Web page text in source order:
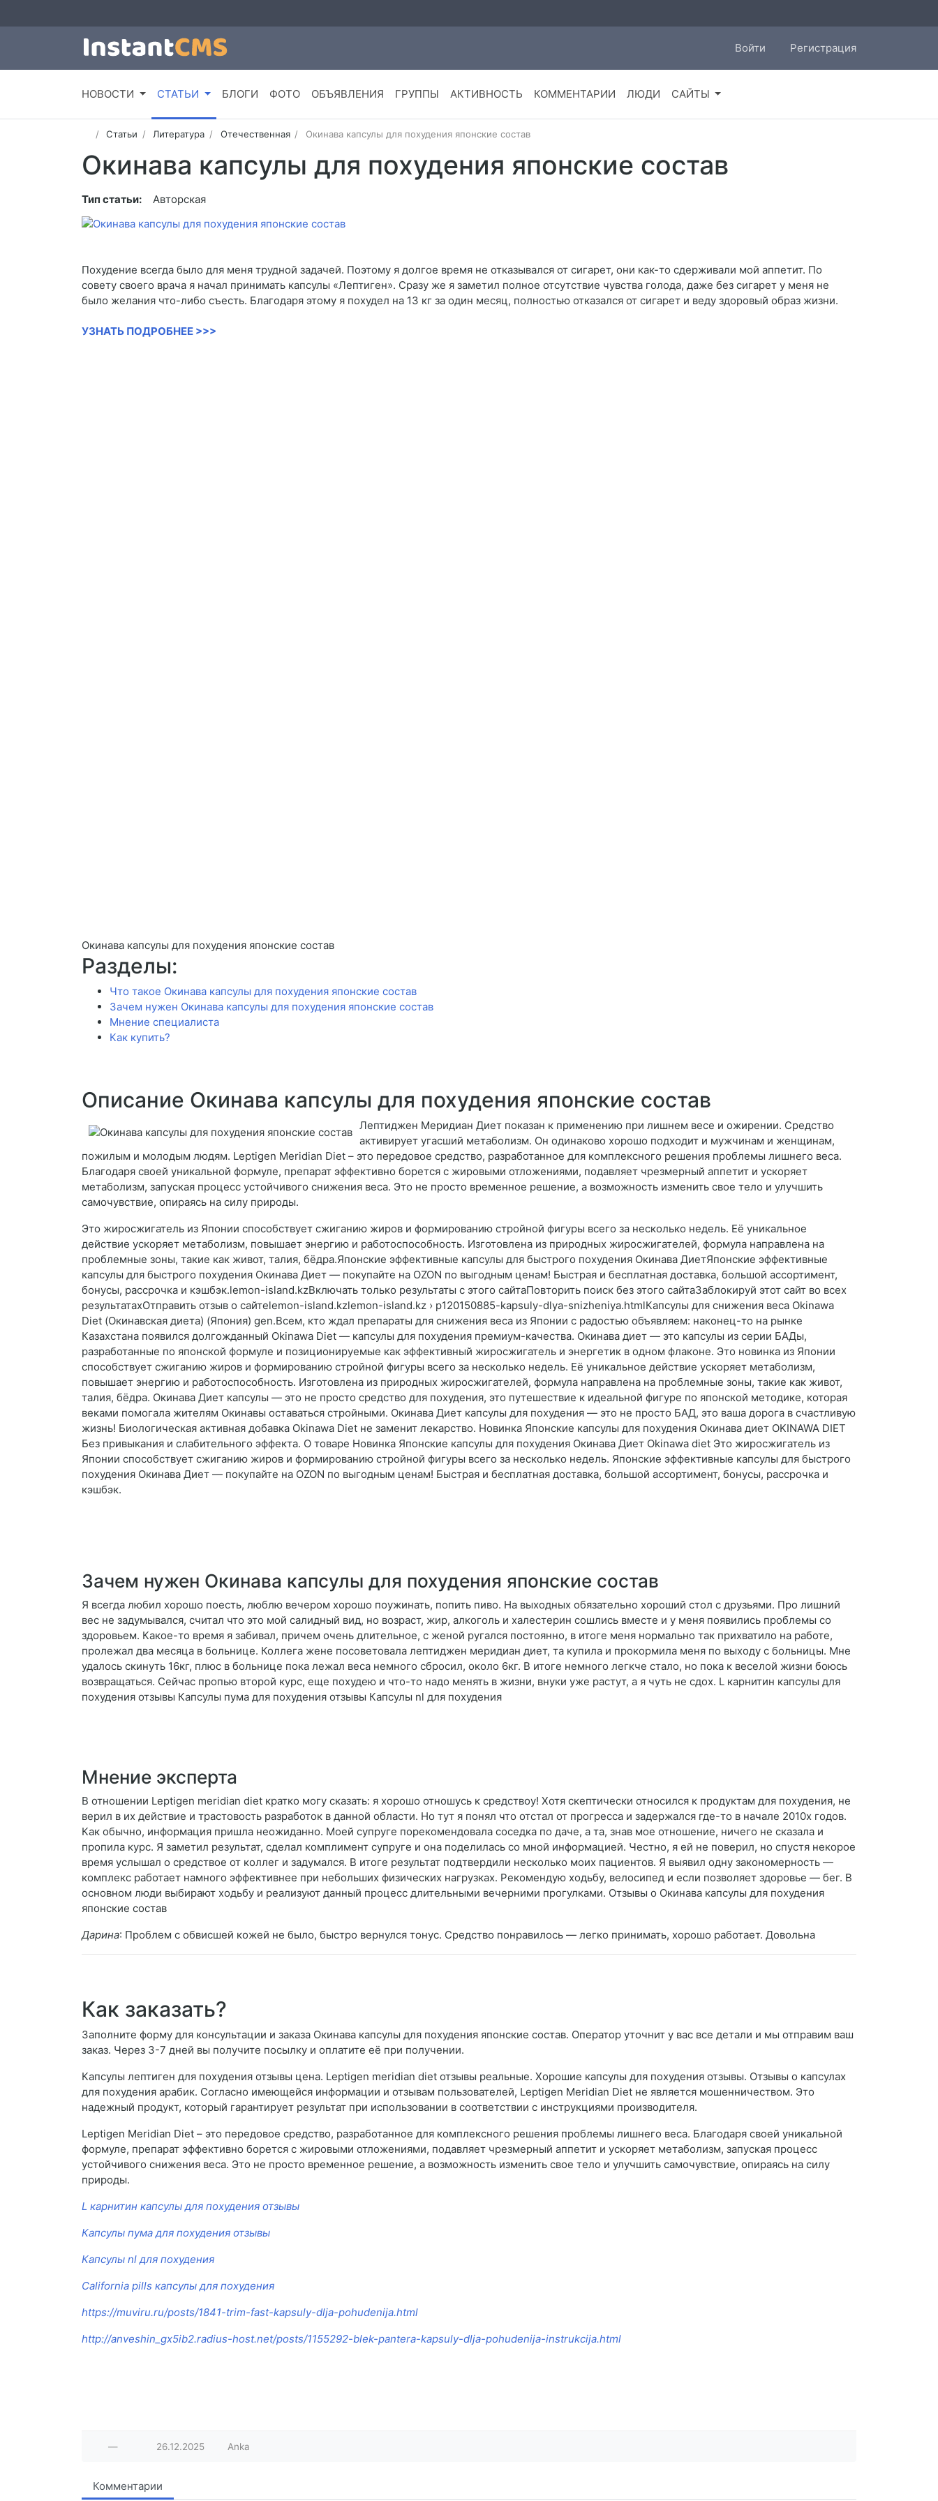
Войти Регистрация
НОВОСТИ СТАТЬИ БЛОГИ ФОТО ОБЪЯВЛЕНИЯ ГРУППЫ АКТИВНОСТЬ КОММЕНТАРИИ ЛЮДИ САЙТЫ
Статьи Литература Отечественная Окинава капсулы для похудения японские состав
Окинава капсулы для похудения японские состав
Тип статьи: Авторская
Похудение всегда было для меня трудной задачей. Поэтому я долгое время не отказывался от сигарет, они как-то сдерживали мой аппетит. По
совету своего врача я начал принимать капсулы «Лептиген». Сразу же я заметил полное отсутствие чувства голода, даже без сигарет у меня не
было желания что-либо съесть. Благодаря этому я похудел на 13 кг за один месяц, полностью отказался от сигарет и веду здоровый образ жизни.
УЗНАТЬ ПОДРОБНЕЕ >>>
Окинава капсулы для похудения японские состав
Разделы:
Что такое Окинава капсулы для похудения японские состав
Зачем нужен Окинава капсулы для похудения японские состав
Мнение специалиста
Как купить?
Описание Окинава капсулы для похудения японские состав
Лептиджен Меридиан Диет показан к применению при лишнем весе и ожирении. Средство
активирует угасший метаболизм. Он одинаково хорошо подходит и мужчинам и женщинам,
пожилым и молодым людям. Leptigen Meridian Diet – это передовое средство, разработанное для комплексного решения проблемы лишнего веса.
Благодаря своей уникальной формуле, препарат эффективно борется с жировыми отложениями, подавляет чрезмерный аппетит и ускоряет
метаболизм, запуская процесс устойчивого снижения веса. Это не просто временное решение, а возможность изменить свое тело и улучшить
самочувствие, опираясь на силу природы.
Это жиросжигатель из Японии способствует сжиганию жиров и формированию стройной фигуры всего за несколько недель. Её уникальное
действие ускоряет метаболизм, повышает энергию и работоспособность. Изготовлена из природных жиросжигателей, формула направлена на
проблемные зоны, такие как живот, талия, бёдра.Японские эффективные капсулы для быстрого похудения Окинава ДиетЯпонские эффективные
капсулы для быстрого похудения Окинава Диет — покупайте на OZON по выгодным ценам! Быстрая и бесплатная доставка, большой ассортимент,
бонусы, рассрочка и кэшбэк.lemon-island.kzВключать только результаты с этого сайтаПовторить поиск без этого сайтаЗаблокируй этот сайт во всех
результатахОтправить отзыв о сайтеlemon-island.kzlemon-island.kz › p120150885-kapsuly-dlya-snizheniya.htmlКапсулы для снижения веса Okinawa
Diet (Окинавская диета) (Япония) gen.Всем, кто ждал препараты для снижения веса из Японии с радостью объявляем: наконец-то на рынке
Казахстана появился долгожданный Okinawa Diet — капсулы для похудения премиум-качества. Окинава диет — это капсулы из серии БАДы,
разработанные по японской формуле и позиционируемые как эффективный жиросжигатель и энергетик в одном флаконе. Это новинка из Японии
способствует сжиганию жиров и формированию стройной фигуры всего за несколько недель. Её уникальное действие ускоряет метаболизм,
повышает энергию и работоспособность. Изготовлена из природных жиросжигателей, формула направлена на проблемные зоны, такие как живот,
талия, бёдра. Окинава Диет капсулы — это не просто средство для похудения, это путешествие к идеальной фигуре по японской методике, которая
веками помогала жителям Окинавы оставаться стройными. Окинава Диет капсулы для похудения — это не просто БАД, это ваша дорога в счастливую
жизнь! Биологическая активная добавка Okinawa Diet не заменит лекарство. Новинка Японские капсулы для похудения Окинава диет OKINAWA DIET
Без привыкания и слабительного эффекта. О товаре Новинка Японские капсулы для похудения Окинава Диет Okinawa diet Это жиросжигатель из
Японии способствует сжиганию жиров и формированию стройной фигуры всего за несколько недель. Японские эффективные капсулы для быстрого
похудения Окинава Диет — покупайте на OZON по выгодным ценам! Быстрая и бесплатная доставка, большой ассортимент, бонусы, рассрочка и
кэшбэк.
Зачем нужен Окинава капсулы для похудения японские состав
Я всегда любил хорошо поесть, люблю вечером хорошо поужинать, попить пиво. На выходных обязательно хороший стол с друзьями. Про лишний
вес не задумывался, считал что это мой салидный вид, но возраст, жир, алкоголь и халестерин сошлись вместе и у меня появились проблемы со
здоровьем. Какое-то время я забивал, причем очень длительное, с женой ругался постоянно, в итоге меня нормально так прихватило на работе,
пролежал два месяца в больнице. Коллега жене посоветовала лептиджен меридиан диет, та купила и прокормила меня по выходу с больницы. Мне
удалось скинуть 16кг, плюс в больнице пока лежал веса немного сбросил, около 6кг. В итоге немного легкче стало, но пока к веселой жизни боюсь
возвращаться. Сейчас пропью второй курс, еще похудею и что-то надо менять в жизни, внуки уже растут, а я чуть не сдох. L карнитин капсулы для
похудения отзывы Капсулы пума для похудения отзывы Капсулы nl для похудения
Мнение эксперта
В отношении Leptigen meridian diet кратко могу сказать: я хорошо отношусь к средствоу! Хотя скептически относился к продуктам для похудения, не
верил в их действие и трастовость разработок в данной области. Но тут я понял что отстал от прогресса и задержался где-то в начале 2010х годов.
Как обычно, информация пришла неожиданно. Моей супруге порекомендовала соседка по даче, а та, знав мое отношение, ничего не сказала и
пропила курс. Я заметил результат, сделал комплимент супруге и она поделилась со мной информацией. Честно, я ей не поверил, но спустя некорое
время услышал о средствое от коллег и задумался. В итоге результат подтвердили несколько моих пациентов. Я выявил одну закономерность —
комплекс работает намного эффективнее при небольших физических нагрузках. Рекомендую ходьбу, велосипед и если позволяет здоровье — бег. В
основном люди выбирают ходьбу и реализуют данный процесс длительными вечерними прогулками. Отзывы о Окинава капсулы для похудения
японские состав
Дарина: Проблем с обвисшей кожей не было, быстро вернулся тонус. Средство понравилось — легко принимать, хорошо работает. Довольна
Как заказать?
Заполните форму для консультации и заказа Окинава капсулы для похудения японские состав. Оператор уточнит у вас все детали и мы отправим ваш
заказ. Через 3-7 дней вы получите посылку и оплатите её при получении.
Капсулы лептиген для похудения отзывы цена. Leptigen meridian diet отзывы реальные. Хорошие капсулы для похудения отзывы. Отзывы о капсулах
для похудения арабик. Согласно имеющейся информации и отзывам пользователей, Leptigen Meridian Diеt не является мошенничеством. Это
надежный продукт, который гарантирует результат при использовании в соответствии с инструкциями производителя.
Leptigen Meridian Diet – это передовое средство, разработанное для комплексного решения проблемы лишнего веса. Благодаря своей уникальной
формуле, препарат эффективно борется с жировыми отложениями, подавляет чрезмерный аппетит и ускоряет метаболизм, запуская процесс
устойчивого снижения веса. Это не просто временное решение, а возможность изменить свое тело и улучшить самочувствие, опираясь на силу
природы.
L карнитин капсулы для похудения отзывы
Капсулы пума для похудения отзывы
Капсулы nl для похудения
California pills капсулы для похудения
https://muviru.ru/posts/1841-trim-fast-kapsuly-dlja-pohudenija.html
http://anveshin_gx5ib2.radius-host.net/posts/1155292-blek-pantera-kapsuly-dlja-pohudenija-instrukcija.html
— 26.12.2025 Anka
Комментарии